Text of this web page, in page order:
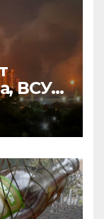
ВСУ